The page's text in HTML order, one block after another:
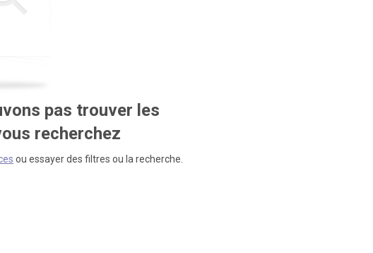
pas trouver les
recherchez
ou essayer des filtres ou la recherche.